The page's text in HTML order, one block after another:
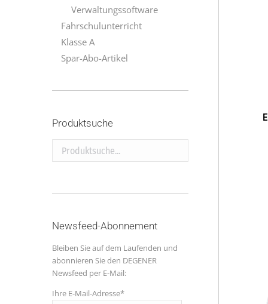
Verwaltungssoftware
Fahrschulunterricht
Klasse A
Spar-Abo-Artikel
Produktsuche
Produktsuche...
Newsfeed-Abonnement
Bleiben Sie auf dem Laufenden und
abonnieren Sie den DEGENER
Newsfeed per E-Mail:
Ihre E-Mail-Adresse*